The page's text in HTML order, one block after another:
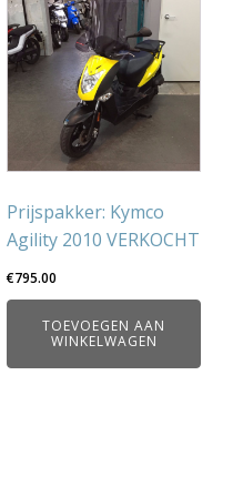
Prijspakker: Kymco
Agility 2010 VERKOCHT
€795.00
TOEVOEGEN AAN
WINKELWAGEN